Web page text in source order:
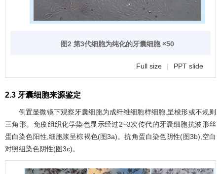
图2 第3代细胞为纯化的牙囊细胞 ×50
Full size | PPT slide
2.3 牙囊细胞来源鉴定
倒置显微镜下观察牙囊细胞为成纤维细胞样细胞,呈梭形或不规则
三角形。免疫组织化学染色显示经过2~3次传代的牙囊细胞抗波形丝
蛋白染色阳性,细胞浆呈棕褐色(图3a)。抗角蛋白染色阴性(图3b),空白
对照组染色阴性(图3c)。